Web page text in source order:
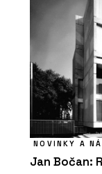
NOVINKY A
Jan Bočan: